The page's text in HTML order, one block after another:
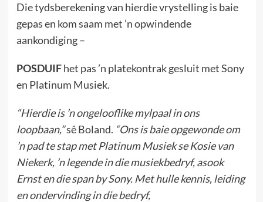
Die tydsberekening van hierdie vrystelling is baie
gepas en kom saam met ’n opwindende
aankondiging –
POSDUIFhet pas ’n platekontrak gesluit met Sony
en Platinum Musiek.
“Hierdie is ’n ongelooflike mylpaal in ons
loopbaan,”sê Boland. “Ons is baie opgewonde om
’n pad te stap met Platinum Musiek se Kosie van
Niekerk, ’n legende in die musiekbedryf, asook
Ernst en die span by Sony. Met hulle kennis, leiding
en ondervinding in die bedryf,